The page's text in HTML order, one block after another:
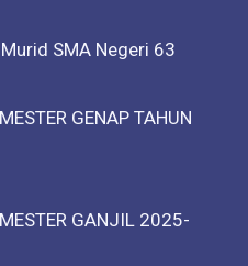
SMA Negeri 63
GENAP TAHUN
GANJIL 2025-